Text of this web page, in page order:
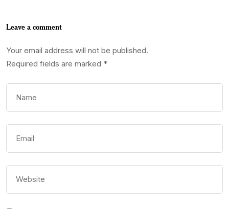
Leave a comment
Your email address will not be published.
Required fields are marked *